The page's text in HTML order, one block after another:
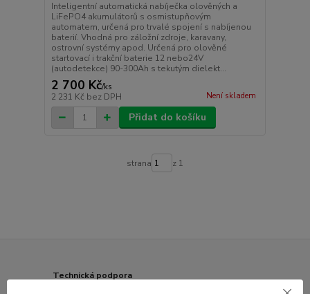
Inteligentní automatická nabíječka olověných a
LiFePO4 akumulátorů s osmistupňovým
automatem, určená pro trvalé spojení s nabíjenou
baterií. Vhodná pro záložní zdroje, karavany,
ostrovní systémy apod. Určená pro olověné
startovací i trakční baterie 12 nebo24V
(autodetekce) 90-300Ah s tekutým dielekt...
2 700 Kč/ks
2 231 Kč bez DPH Není skladem
Přidat do košíku
strana z 1
Technická podpora